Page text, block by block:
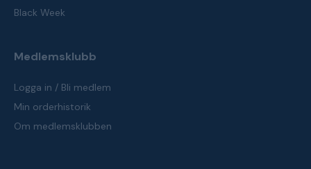
Black Week
Medlemsklubb
Logga in / Bli medlem
Min orderhistorik
Om medlemsklubben